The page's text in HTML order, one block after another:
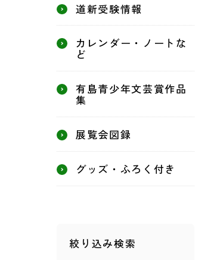
道新受験情報
カレンダー・ノートな
ど
有島青少年文芸賞作品
集
展覧会図録
グッズ・ふろく付き
絞り込み検索